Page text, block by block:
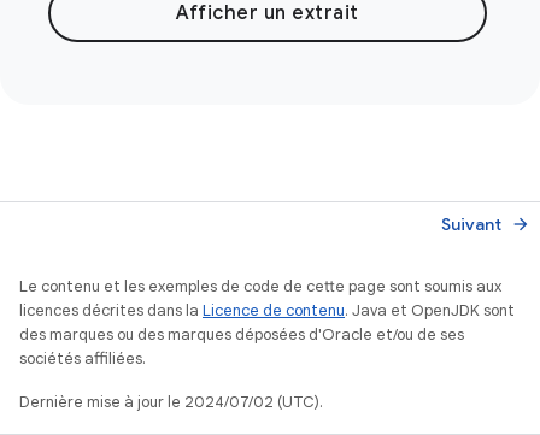
Afficher un extrait
Suivant arrow_forward
Le contenu et les exemples de code de cette page sont soumis aux
licences décrites dans la Licence de contenu. Java et OpenJDK sont
des marques ou des marques déposées d'Oracle et/ou de ses
sociétés affiliées.
Dernière mise à jour le 2024/07/02 (UTC).